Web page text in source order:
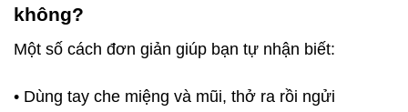
không?
Một số cách đơn giản giúp bạn tự nhận biết:
• Dùng tay che miệng và mũi, thở ra rồi ngửi